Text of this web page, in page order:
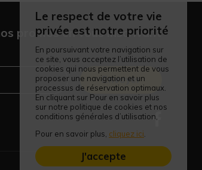
promos en vous inscrivant
Envoyer
Le respect de votre vie
privée est notre priorité
En poursuivant votre navigation sur
ce site, vous acceptez l’utilisation de
cookies qui nous permettent de vous
proposer une navigation et un
processus de réservation optimaux.
En cliquant sur Pour en savoir plus
sur notre politique de cookies et nos
conditions générales d’utilisation,
Pour en savoir plus, cliquez ici.
J'accepte